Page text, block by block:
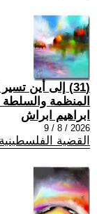
(31) إلى أين
المنظمة
ابراهيم ابراش
2026 / 8 / 9
القضية الفلسطينية